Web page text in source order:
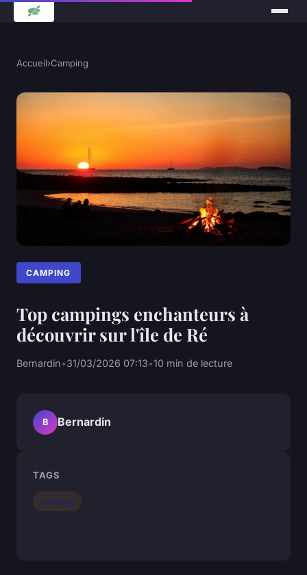
Accueil›Camping
CAMPING
Top campings enchanteurs à
découvrir sur l'île de Ré
Bernardin•31/03/2026 07:13•10 min de lecture
B Bernardin
TAGS
camping